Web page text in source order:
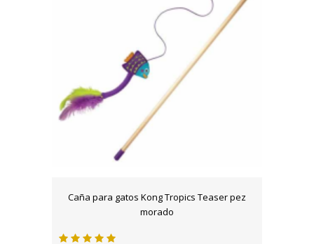
Caña para gatos Kong Tropics Teaser pez
morado